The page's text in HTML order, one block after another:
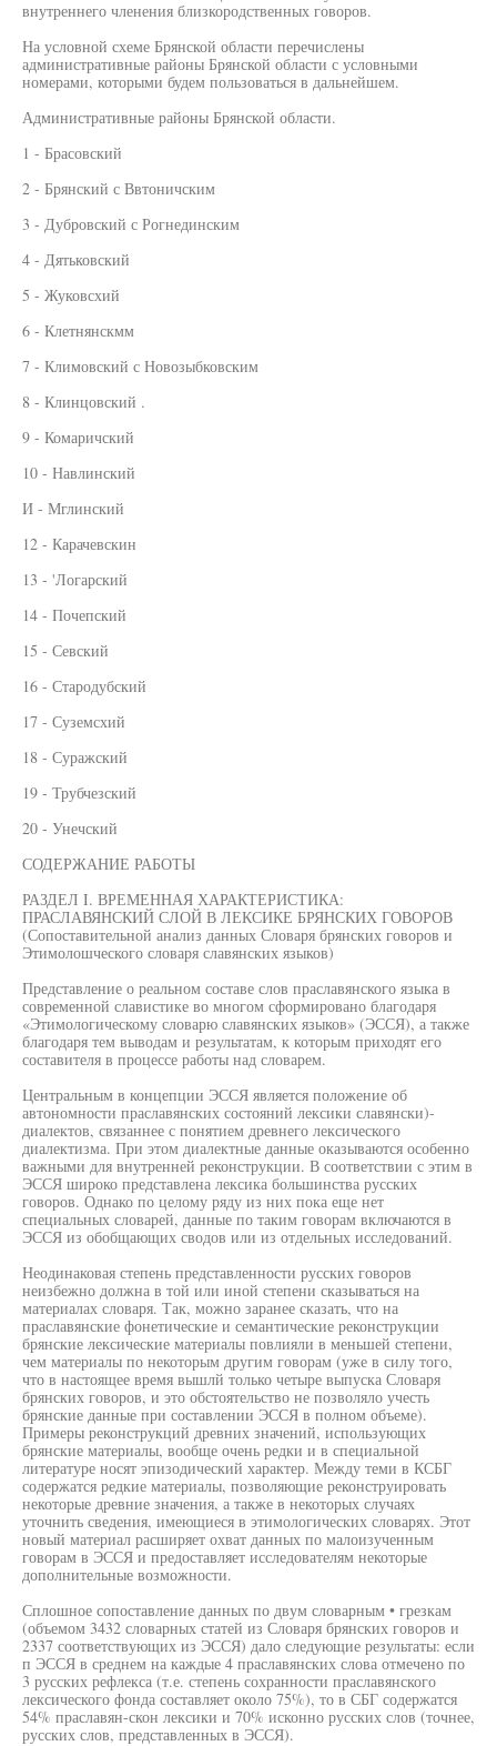
внутреннего членения близкородственных говоров.
На условной схеме Брянской области перечислены
административные районы Брянской области с условными
номерами, которыми будем пользоваться в дальнейшем.
Административные районы Брянской области.
1 - Брасовский
2 - Брянский с Ввтоничским
3 - Дубровский с Рогнединским
4 - Дятьковский
5 - Жуковсхий
6 - Клетнянскмм
7 - Климовский с Новозыбковским
8 - Клинцовский .
9 - Комаричский
10 - Навлинский
И - Мглинский
12 - Карачевскин
13 - 'Логарский
14 - Почепский
15 - Севский
16 - Стародубский
17 - Суземсхий
18 - Суражский
19 - Трубчезский
20 - Унечский
СОДЕРЖАНИЕ РАБОТЫ
РАЗДЕЛ I. ВРЕМЕННАЯ ХАРАКТЕРИСТИКА:
ПРАСЛАВЯНСКИЙ СЛОЙ В ЛЕКСИКЕ БРЯНСКИХ ГОВОРОВ
(Сопоставительной анализ данных Словаря брянских говоров и
Этимолошческого словаря славянских языков)
Представление о реальном составе слов праславянского языка в
современной славистике во многом сформировано благодаря
«Этимологическому словарю славянских языков» (ЭССЯ), а также
благодаря тем выводам и результатам, к которым приходят его
составителя в процессе работы над словарем.
Центральным в концепции ЭССЯ является положение об
автономности праславянских состояний лексики славянски)-
диалектов, связаннее с понятием древнего лексического
диалектизма. При этом диалектные данные оказываются особенно
важными для внутренней реконструкции. В соответствии с этим в
ЭССЯ широко представлена лексика большинства русских
говоров. Однако по целому ряду из них пока еще нет
специальных словарей, данные по таким говорам включаются в
ЭССЯ из обобщающих сводов или из отдельных исследований.
Неодинаковая степень представленности русских говоров
неизбежно должна в той или иной степени сказываться на
материалах словаря. Так, можно заранее сказать, что на
праславянские фонетические и семантические реконструкции
брянские лексические материалы повлияли в меньшей степени,
чем материалы по некоторым другим говорам (уже в силу того,
что в настоящее время вышлй только четыре выпуска Словаря
брянских говоров, и это обстоятельство не позволяло учесть
брянские данные при составлении ЭССЯ в полном объеме).
Примеры реконструкций древних значений, использующих
брянские материалы, вообще очень редки и в специальной
литературе носят эпизодический характер. Между теми в КСБГ
содержатся редкие материалы, позволяющие реконструировать
некоторые древние значения, а также в некоторых случаях
уточнить сведения, имеющиеся в этимологических словарях. Этот
новый материал расширяет охват данных по малоизученным
говорам в ЭССЯ и предоставляет исследователям некоторые
дополнительные возможности.
Сплошное сопоставление данных по двум словарным • грезкам
(объемом 3432 словарных статей из Словаря брянских говоров и
2337 соответствующих из ЭССЯ) дало следующие результаты: если
п ЭССЯ в среднем на каждые 4 праславянских слова отмечено по
3 русских рефлекса (т.е. степень сохранности праславянского
лексического фонда составляет около 75%), то в СБГ содержатся
54% праславян-скон лексики и 70% исконно русских слов (точнее,
русских слов, представленных в ЭССЯ).